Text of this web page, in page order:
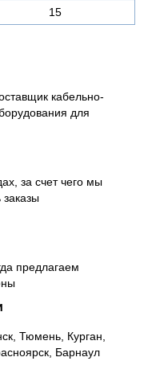
15
кабельно-
для
за счет чего мы
предлагаем
Тюмень, Курган,
Барнаул